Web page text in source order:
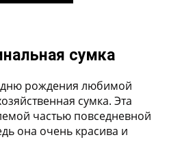
сумка
рождения любимой
сумка. Эта
частью повседневной
она очень красива и